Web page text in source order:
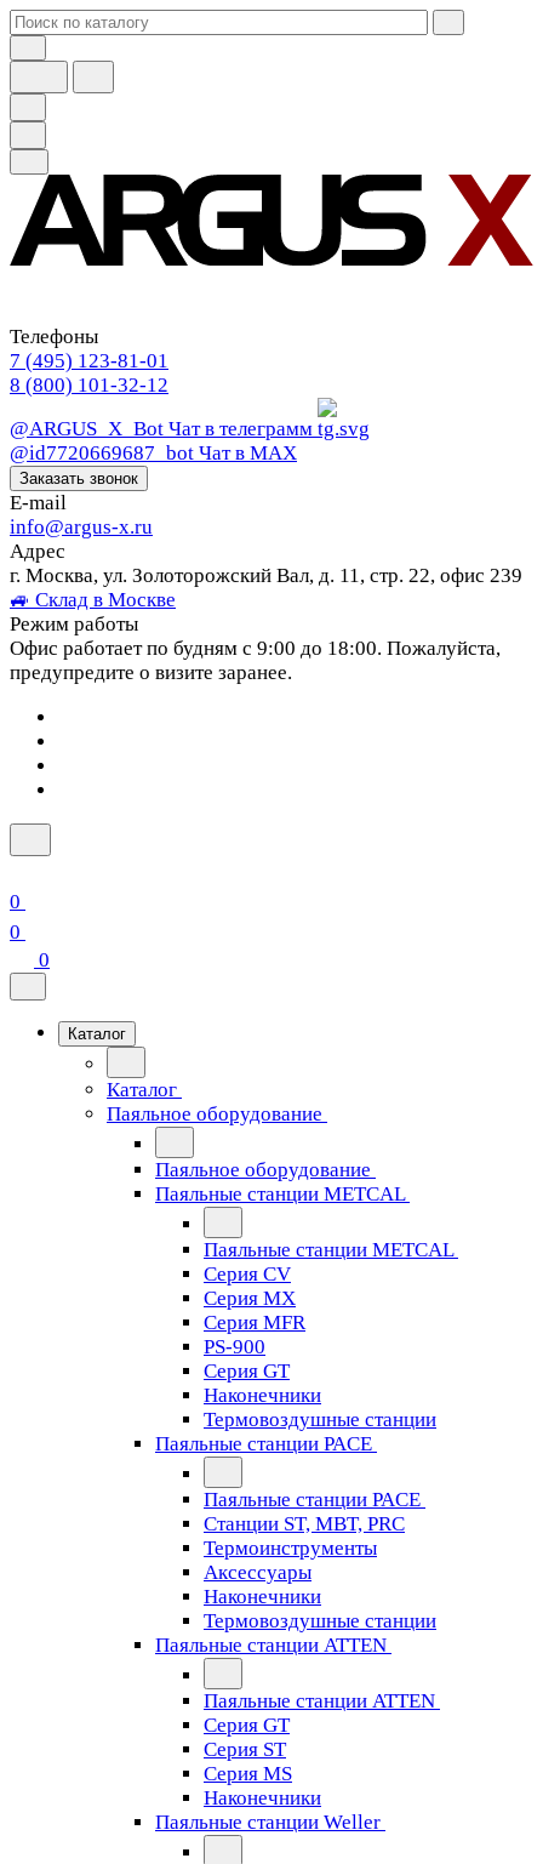
Телефоны
7 (495) 123-81-01
8 (800) 101-32-12
@ARGUS_X_Bot Чат в телеграмм
@id7720669687_bot Чат в МАХ
Заказать звонок
E-mail
info@argus-x.ru
Адрес
г. Москва, ул. Золоторожский Вал, д. 11, стр. 22, офис 239
🚙 Склад в Москве
Режим работы
Офис работает по будням с 9:00 до 18:00. Пожалуйста,
предупредите о визите заранее.
0
0
0
Каталог
Каталог
Паяльное оборудование
Паяльное оборудование
Паяльные станции METCAL
Паяльные станции METCAL
Серия CV
Серия MX
Серия MFR
PS-900
Серия GT
Наконечники
Термовоздушные станции
Паяльные станции PACE
Паяльные станции PACE
Станции ST, MBT, PRC
Термоинструменты
Аксессуары
Наконечники
Термовоздушные станции
Паяльные станции ATTEN
Паяльные станции ATTEN
Серия GT
Серия ST
Серия MS
Наконечники
Паяльные станции Weller